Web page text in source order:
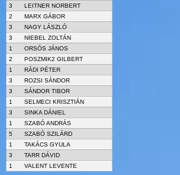
3
LEITNER NORBERT
2
MARX GÁBOR
3
NAGY LÁSZLÓ
3
NIEBEL ZOLTÁN
1
ORSÓS JÁNOS
2
POSZMIK2 GILBERT
1
RÁDI PÉTER
3
ROZSI SÁNDOR
3
SÁNDOR TIBOR
1
SELMECI KRISZTIÁN
3
SINKA DÁNIEL
1
SZABÓ ANDRÁS
5
SZABÓ SZILÁRD
1
TAKÁCS GYULA
3
TARR DÁVID
1
VALENT LEVENTE